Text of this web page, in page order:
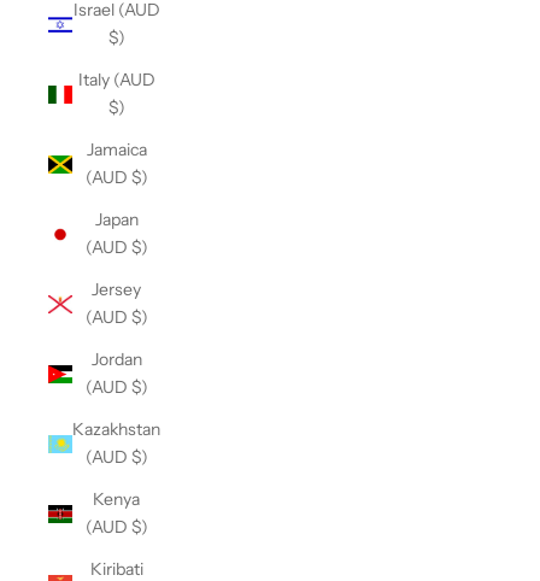
Israel (AUD
$)
Italy (AUD
$)
Jamaica
(AUD $)
Japan
(AUD $)
Jersey
(AUD $)
Jordan
(AUD $)
Kazakhstan
(AUD $)
Kenya
(AUD $)
Kiribati